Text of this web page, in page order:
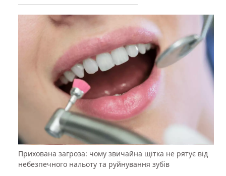
Прихована загроза: чому звичайна щітка не рятує від
небезпечного нальоту та руйнування зубів